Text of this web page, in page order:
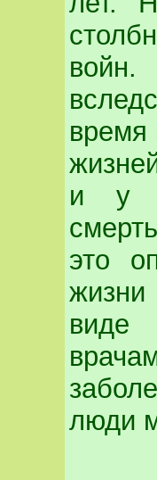
войн.
время
и у
это
виде
люди